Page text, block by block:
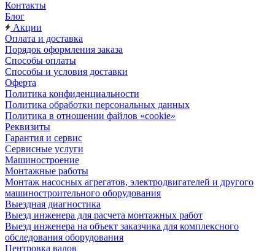
Контакты
Блог
Акции
Оплата и доставка
Порядок оформления заказа
Способы оплаты
Способы и условия доставки
Оферта
Политика конфиденциальности
Политика обработки персональных данных
Политика в отношении файлов «cookie»
Реквизиты
Гарантия и сервис
Сервисные услуги
Машиностроение
Монтажные работы
Монтаж насосных агрегатов, электродвигателей и другого
машиностроительного оборудования
Выездная диагностика
Выезд инженера для расчета монтажных работ
Выезд инженера на объект заказчика для комплексного
обследования оборудования
Центровка валов